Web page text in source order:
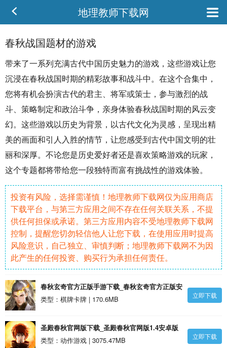
地理教师下载网
春秋战国题材的游戏
带来了一系列充满古代中国历史魅力的游戏，这些游戏让您
沉浸在春秋战国时期的精彩故事和战斗中。在这个合集中，
您将有机会扮演古代的君主、将军或策士，参与激烈的战
斗、 策略制定和政治斗争，亲身体验春秋战国时期的风云变
幻。这些游戏以历史为背景，以古代文化为灵感，呈现出精
美的画面和引人入胜的情节，让您感受到古代中国文明的壮
丽和深厚。不论您是历史爱好者还是喜欢策略游戏的玩家，
这个专题都将带给您一段独特而富有挑战性的游戏体验。
投资有风险，选择需谨慎！地理教师下载网仅为应用商店
下载平台，与第三方应用之间不存在任何关联关系，不提
供任何担保或承诺。第三方应用内容不受地理教师下载网
控制，提醒您切勿轻信他人让您下载，在使用应用时提高
风险意识，自己独立、审慎判断；地理教师下载网不为因
此产生的任何投资、购买行为承担任何责任。
春秋玄奇官方正版手游下载_春秋玄奇官方正版安
卓版
类型：棋牌卡牌 | 170.6MB 立即下载
圣殿春秋官网版下载_圣殿春秋官网版1.4安卓版
类型：动作游戏 | 3075.47MB
立即下载